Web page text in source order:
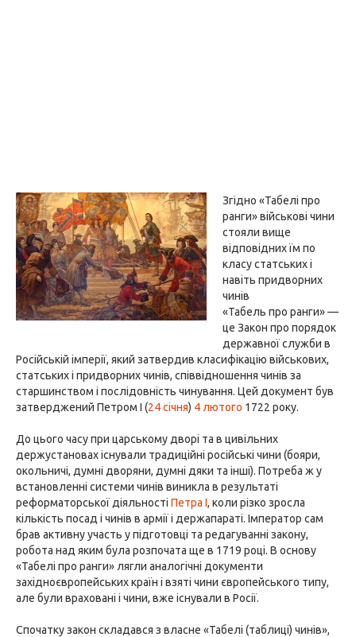
Згідно «Табелі про
ранги» військові чини
стояли вище
відповідних їм по
класу статських і
навіть придворних
чинів
«Табель про ранги» —
це Закон про порядок
державної служби в
Російській імперії, який затвердив класифікацію військових,
статських і придворних чинів, співвідношення чинів за
старшинством і послідовність чинування. Цей документ був
затверджений Петром I (24 січня) 4 лютого 1722 року.
До цього часу при царському дворі та в цивільних
держустановах існували традиційні російські чини (бояри,
окольничі, думні дворяни, думні дяки та інші). Потреба ж у
встановленні системи чинів виникла в результаті
реформаторської діяльності Петра I, коли різко зросла
кількість посад і чинів в армії і держапараті. Імператор сам
брав активну участь у підготовці та редагуванні закону,
робота над яким була розпочата ще в 1719 році. В основу
«Табелі про ранги» лягли аналогічні документи
західноєвропейських країн і взяті чини європейського типу,
але були враховані і чини, вже існували в Росії.
Спочатку закон складався з власне «Табелі (таблиці) чинів»,